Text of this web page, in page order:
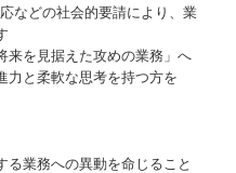
などの社会的要請により、業
来を見据えた攻めの業務」へ
力と柔軟な思考を持つ方を
る業務への異動を命じること